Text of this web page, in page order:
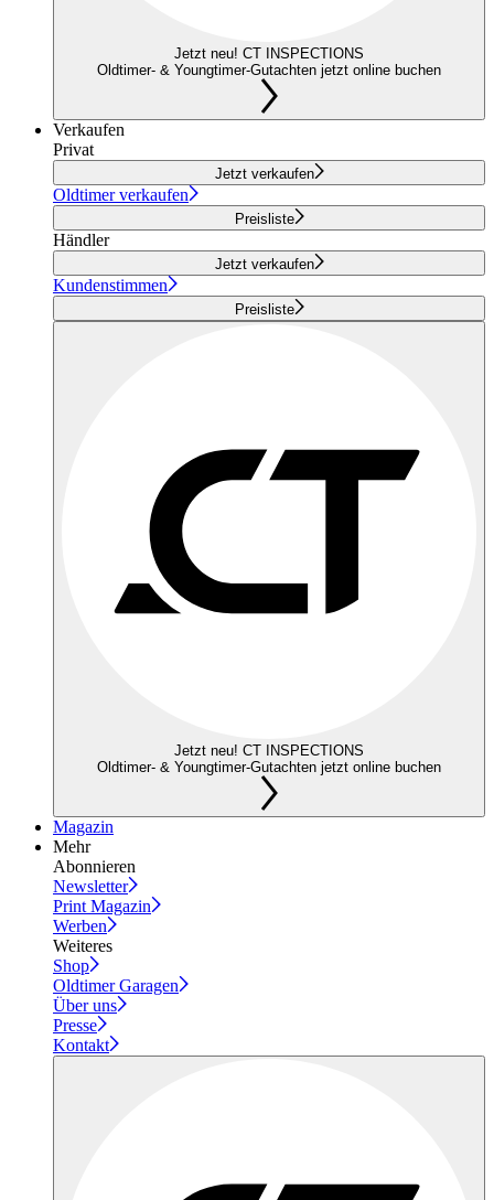
Jetzt neu! CT INSPECTIONS
Oldtimer- & Youngtimer-Gutachten jetzt online buchen
Verkaufen
Privat
Jetzt verkaufen
Oldtimer verkaufen
Preisliste
Händler
Jetzt verkaufen
Kundenstimmen
Preisliste
Jetzt neu! CT INSPECTIONS
Oldtimer- & Youngtimer-Gutachten jetzt online buchen
Magazin
Mehr
Abonnieren
Newsletter
Print Magazin
Werben
Weiteres
Shop
Oldtimer Garagen
Über uns
Presse
Kontakt